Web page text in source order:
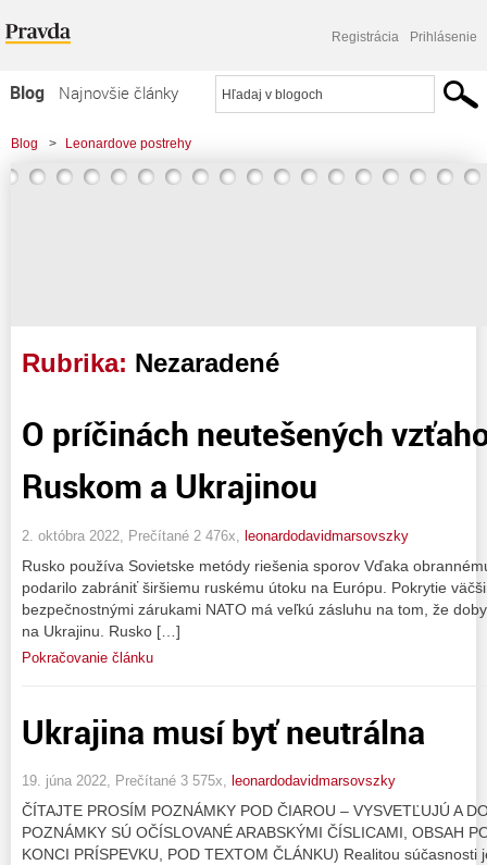
Registrácia Prihlásenie
Blog
Najnovšie články
Najčítanejšie články
Najkomentovanejšie články
Blog > Leonardove postrehy
Rubrika: Nezaradené
O príčinách neutešených
Ruskom a Ukrajinou
2. októbra 2022, Prečítané 2 476x, leonardodavidmarsovszky
Rusko používa Sovietske metódy riešenia sporov Vďaka
podarilo zabrániť širšiemu ruskému útoku na Európu. Pokrytie
bezpečnostnými zárukami NATO má veľkú zásluhu na tom, že
na Ukrajinu. Rusko […]
Pokračovanie článku
Ukrajina musí byť neutrálna
19. júna 2022, Prečítané 3 575x, leonardodavidmarsovszky
ČÍTAJTE PROSÍM POZNÁMKY POD ČIAROU – VYSVETĽUJÚ A
POZNÁMKY SÚ OČÍSLOVANÉ ARABSKÝMI ČÍSLICAMI, OBSAH
KONCI PRÍSPEVKU, POD TEXTOM ČLÁNKU) Realitou